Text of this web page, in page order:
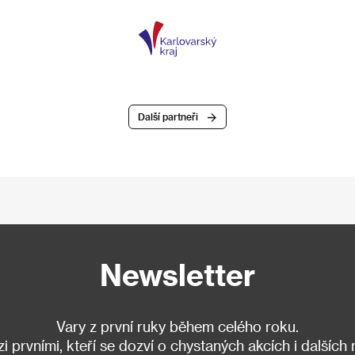
Další partneři
Newsletter
Vary z první ruky během celého roku.
prvními, kteří se dozví o chystaných akcích i dalších